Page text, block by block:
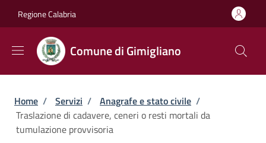
Regione Calabria
Comune di Gimigliano
Briciole di pane
Home / Servizi / Anagrafe e stato civile /
Traslazione di cadavere, ceneri o resti mortali da
tumulazione provvisoria